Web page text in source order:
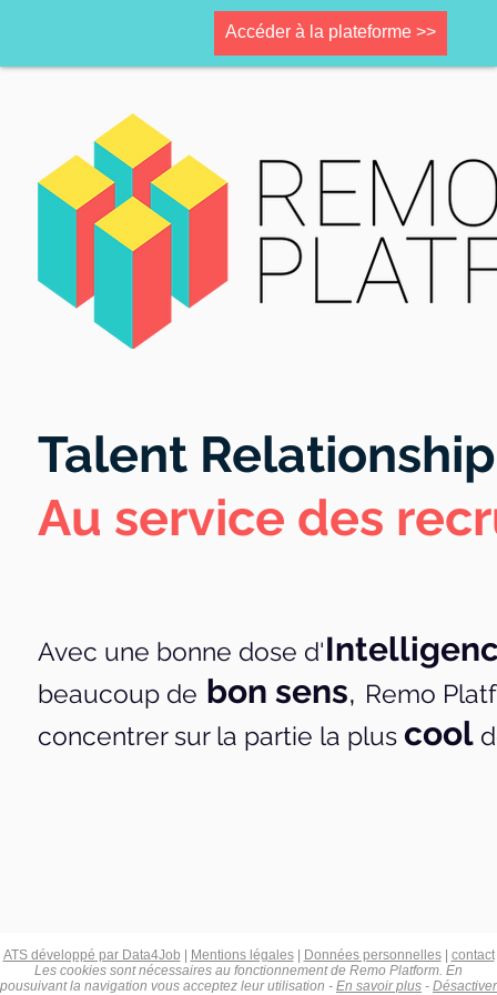
Accéder à la plateforme >>
ATS développé par Data4Job Mentions légales| Données personnelles| contact
Les cookies sont nécessaires au fonctionnement de Remo Platform. En
pousuivant la navigation vous acceptez leur utilisation - En savoir plus - Désactiver